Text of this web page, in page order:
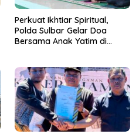
Perkuat Ikhtiar Spiritual,
Polda Sulbar Gelar Doa
Bersama Anak Yatim di